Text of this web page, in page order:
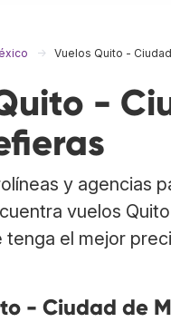
Vuelos Quito -
-
y agencias
vuelos
el mejor
- Ciudad de